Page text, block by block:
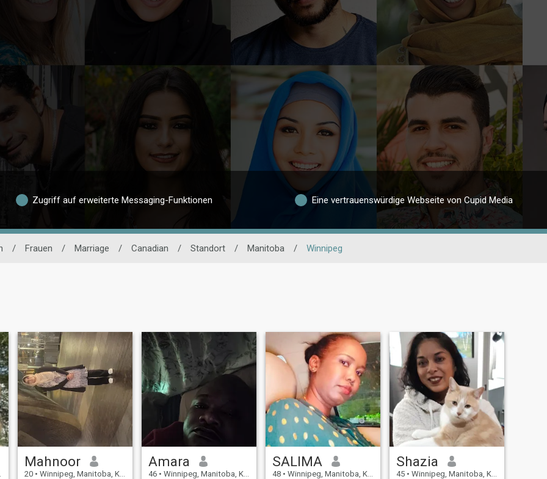
Zugriff auf erweiterte Messaging-Funktionen Eine vertrauenswürdige Webseite von Cupid Media
/ Frauen / Marriage / Canadian / Standort / Manitoba / Winnipeg
Mahnoor
20 • Winnipeg, Manitoba, Kanada
Amara
46 • Winnipeg, Manitoba, Kanada
SALIMA
48 • Winnipeg, Manitoba, Kanada
Shazia
45 • Winnipeg, Manitoba, Kanada